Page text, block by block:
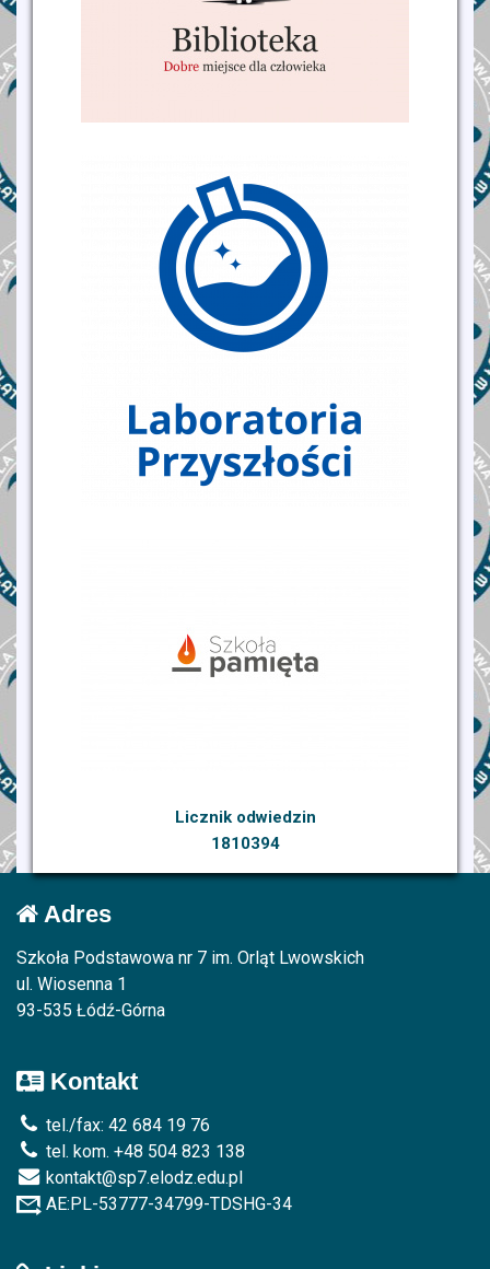
Licznik odwiedzin
1810394
Adres
Szkoła Podstawowa nr 7 im. Orląt Lwowskich
ul. Wiosenna 1
93-535 Łódź-Górna
Kontakt
tel./fax: 42 684 19 76
tel. kom. +48 504 823 138
kontakt@sp7.elodz.edu.pl
AE:PL-53777-34799-TDSHG-34